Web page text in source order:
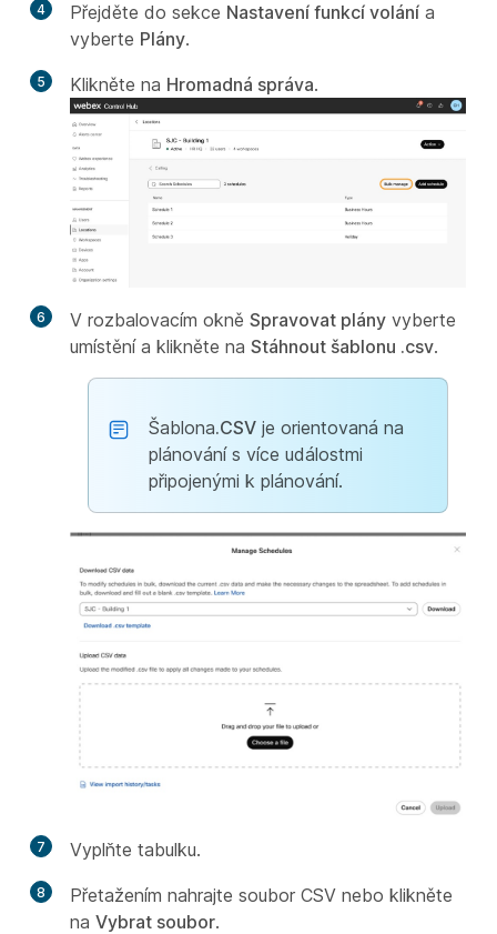
4 Přejděte do sekce Nastavení funkcí volání a
vyberte Plány.
5 Klikněte na Hromadná správa.
6 V rozbalovacím okně Spravovat plány vyberte
umístění a klikněte na Stáhnout šablonu .csv.
Šablona.CSV je orientovaná na
plánování s více událostmi
připojenými k plánování.
7 Vyplňte tabulku.
8
Přetažením nahrajte soubor CSV nebo klikněte
na Vybrat soubor.